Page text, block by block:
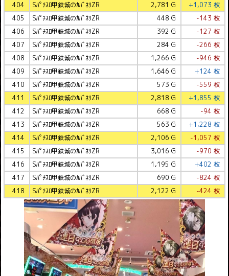
404
Sﾊﾟﾁｽﾛ甲鉄城のｶﾊﾞﾈﾘZR 2,781 G
+1,073 枚
405
Sﾊﾟﾁｽﾛ甲鉄城のｶﾊﾞﾈﾘZR 448 G
-143 枚
406
Sﾊﾟﾁｽﾛ甲鉄城のｶﾊﾞﾈﾘZR 392 G
-127 枚
407
Sﾊﾟﾁｽﾛ甲鉄城のｶﾊﾞﾈﾘZR 284 G
-266 枚
408
Sﾊﾟﾁｽﾛ甲鉄城のｶﾊﾞﾈﾘZR 1,266 G
-946 枚
409
Sﾊﾟﾁｽﾛ甲鉄城のｶﾊﾞﾈﾘZR 1,646 G
+124 枚
410
Sﾊﾟﾁｽﾛ甲鉄城のｶﾊﾞﾈﾘZR 573 G
-559 枚
411
Sﾊﾟﾁｽﾛ甲鉄城のｶﾊﾞﾈﾘZR 2,818 G
+1,855 枚
412
Sﾊﾟﾁｽﾛ甲鉄城のｶﾊﾞﾈﾘZR 668 G
-94 枚
413
Sﾊﾟﾁｽﾛ甲鉄城のｶﾊﾞﾈﾘZR 563 G
+1,228 枚
414
Sﾊﾟﾁｽﾛ甲鉄城のｶﾊﾞﾈﾘZR 2,106 G
-1,057 枚
415
Sﾊﾟﾁｽﾛ甲鉄城のｶﾊﾞﾈﾘZR 3,016 G
-970 枚
416
Sﾊﾟﾁｽﾛ甲鉄城のｶﾊﾞﾈﾘZR 1,195 G
+402 枚
417
Sﾊﾟﾁｽﾛ甲鉄城のｶﾊﾞﾈﾘZR 690 G
-824 枚
418
Sﾊﾟﾁｽﾛ甲鉄城のｶﾊﾞﾈﾘZR 2,122 G -424 枚